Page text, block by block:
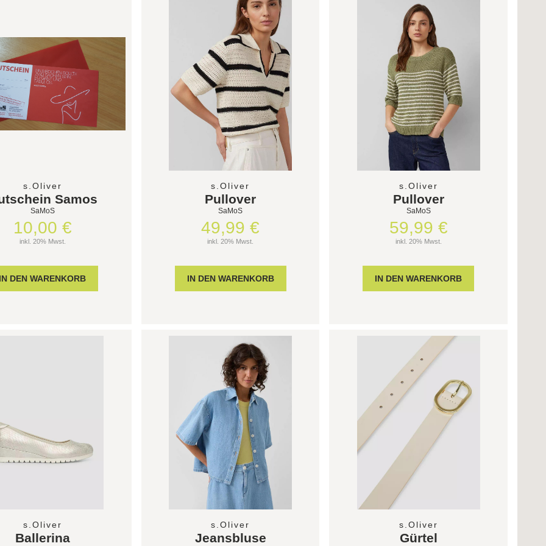
s.Oliver
Samos
SaMoS
10,00 €
inkl. 20% Mwst.
s.Oliver
Pullover
SaMoS
49,99 €
inkl. 20% Mwst.
s.Oliver
Pullover
SaMoS
59,99 €
inkl. 20% Mwst.
s.Oliver
Ballerina
s.Oliver
Jeansbluse
s.Oliver
Gürtel